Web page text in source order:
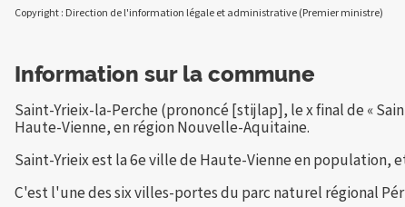
Copyright : Direction de l'information légale et administrative (Premier ministre)
Information sur la commune
Saint-Yrieix-la-Perche (prononcé [stijlap], le x final de «
Haute-Vienne, en région Nouvelle-Aquitaine.
Saint-Yrieix est la 6e ville de Haute-Vienne en
C'est l'une des six villes-portes du parc naturel régional